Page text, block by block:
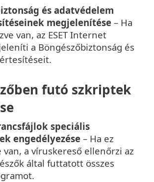
és adatvédelem
megjelenítése – Ha
van, az ESET Internet
a Böngészőbiztonság és
futó szkriptek
speciális
engedélyezése – Ha ez
van, a víruskereső ellenőrzi az
által futtatott összes